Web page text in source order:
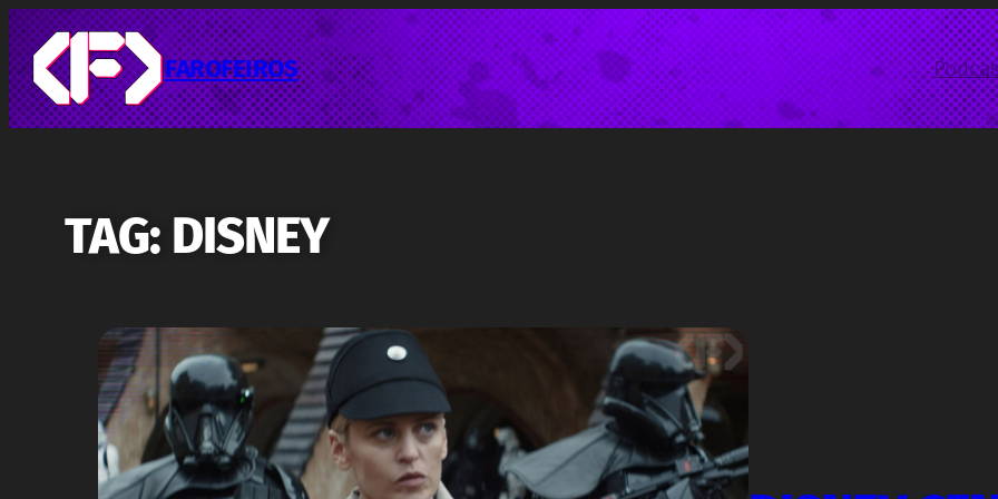
Pular
para
o
conteúdo
FAROFEIROS
TAG: DISNEY